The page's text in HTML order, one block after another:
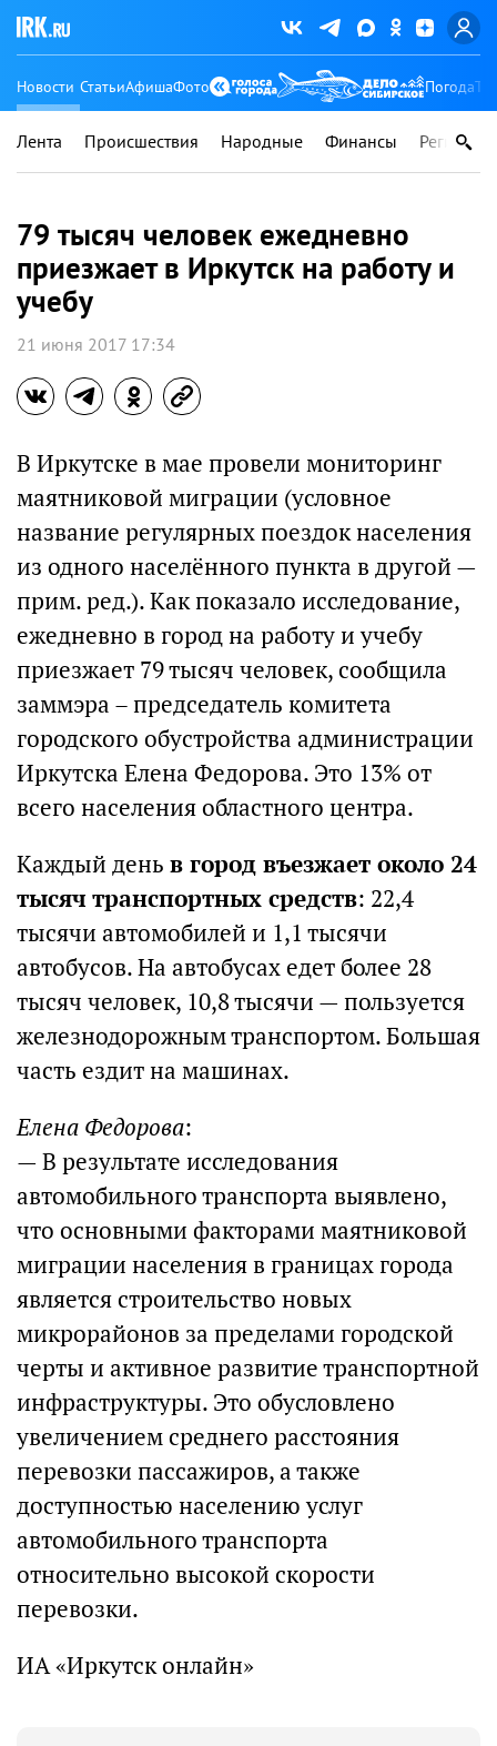
Новости СтатьиАфишаФото Погода
Лента Происшествия Народные Финансы Регионы
79 тысяч человек ежедневно
приезжает в Иркутск на работу и
учебу
21 июня 2017 17:34
В Иркутске в мае провели мониторинг
маятниковой миграции (условное
название регулярных поездок населения
из одного населённого пункта в другой —
прим. ред.). Как показало исследование,
ежедневно в город на работу и учебу
приезжает 79 тысяч человек, сообщила
заммэра – председатель комитета
городского обустройства администрации
Иркутска Елена Федорова. Это 13% от
всего населения областного центра.
Каждый день в город въезжает около 24
тысяч транспортных средств: 22,4
тысячи автомобилей и 1,1 тысячи
автобусов. На автобусах едет более 28
тысяч человек, 10,8 тысячи — пользуется
железнодорожным транспортом. Большая
часть ездит на машинах.
Елена Федорова:
— В результате исследования
автомобильного транспорта выявлено,
что основными факторами маятниковой
миграции населения в границах города
является строительство новых
микрорайонов за пределами городской
черты и активное развитие транспортной
инфраструктуры. Это обусловлено
увеличением среднего расстояния
перевозки пассажиров, а также
доступностью населению услуг
автомобильного транспорта
относительно высокой скорости
перевозки.
ИА «Иркутск онлайн»